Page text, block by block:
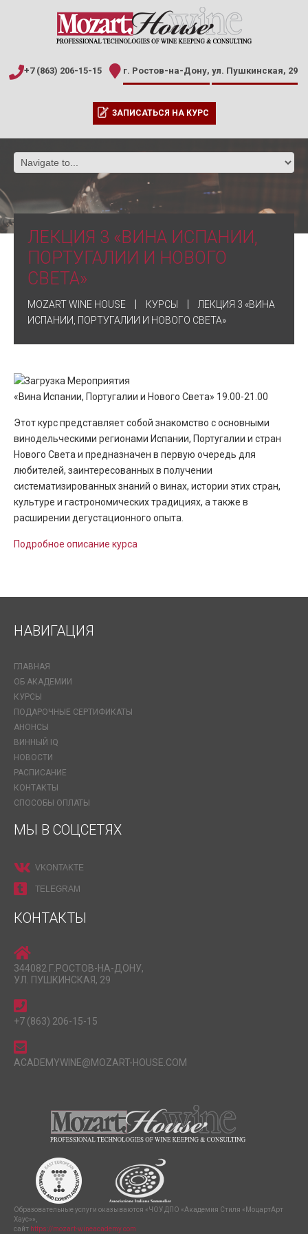
+7 (863) 206-15-15 г. Ростов-на-Дону, ул. Пушкинская, 29
ЗАПИСАТЬСЯ НА КУРС
ЛЕКЦИЯ 3 «ВИНА ИСПАНИИ,
ПОРТУГАЛИИ И НОВОГО
СВЕТА»
MOZART WINE HOUSE КУРСЫ
ЛЕКЦИЯ 3 «ВИНА
ИСПАНИИ, ПОРТУГАЛИИ И НОВОГО СВЕТА»
«Вина Испании, Португалии и Нового Света» 19.00-21.00
Этот курс представляет собой знакомство с основными
винодельческими регионами Испании, Португалии и стран
Нового Света и предназначен в первую очередь для
любителей, заинтересованных в получении
систематизированных знаний о винах, истории этих стран,
культуре и гастрономических традициях, а также в
расширении дегустационного опыта.
Подробное описание курса
НАВИГАЦИЯ
ГЛАВНАЯ
ОБ АКАДЕМИИ
КУРСЫ
ПОДАРОЧНЫЕ СЕРТИФИКАТЫ
АНОНСЫ
ВИННЫЙ IQ
НОВОСТИ
РАСПИСАНИЕ
КОНТАКТЫ
СПОСОБЫ ОПЛАТЫ
МЫ В СОЦСЕТЯХ
VKONTAKTE
TELEGRAM
КОНТАКТЫ
344082 Г.РОСТОВ-НА-ДОНУ,
УЛ. ПУШКИНСКАЯ, 29
+7 (863) 206-15-15
ACADEMYWINE@MOZART-HOUSE.COM
Образовательные услуги оказываются «ЧОУ ДПО «Академия Стиля «МоцартАрт
Хаус»»,
сайт https://mozart-wineacademy.com